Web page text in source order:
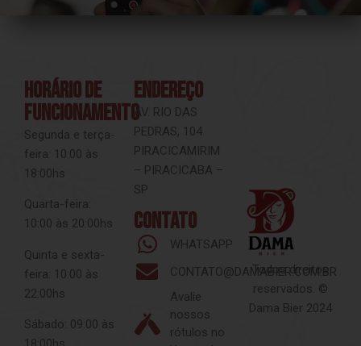
HORÁRIO DE
FUNCIONAMENTO
Segunda e terça-
feira: 10:00 às
18:00hs
Quarta-feira:
10:00 às 20:00hs
Quinta e sexta-
feira: 10:00 às
22:00hs
Sábado: 09:00 às
endereço
AV. RIO DAS
PEDRAS, 104
PIRACICAMIRIM
– PIRACICABA –
SP
contato
WHATSAPP
CONTATO@DAMABIER.COM.BR
Avalie
nossos
rótulos no
Todos direitos
reservados. ©
Dama Bier 2024